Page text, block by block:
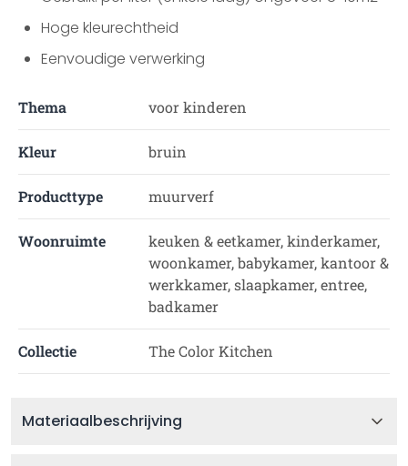
Hoge kleurechtheid
Eenvoudige verwerking
Thema voor kinderen
Kleur bruin
Producttype muurverf
Woonruimte
keuken & eetkamer, kinderkamer,
woonkamer, babykamer, kantoor &
werkkamer, slaapkamer, entree,
badkamer
Collectie The Color Kitchen
Materiaalbeschrijving